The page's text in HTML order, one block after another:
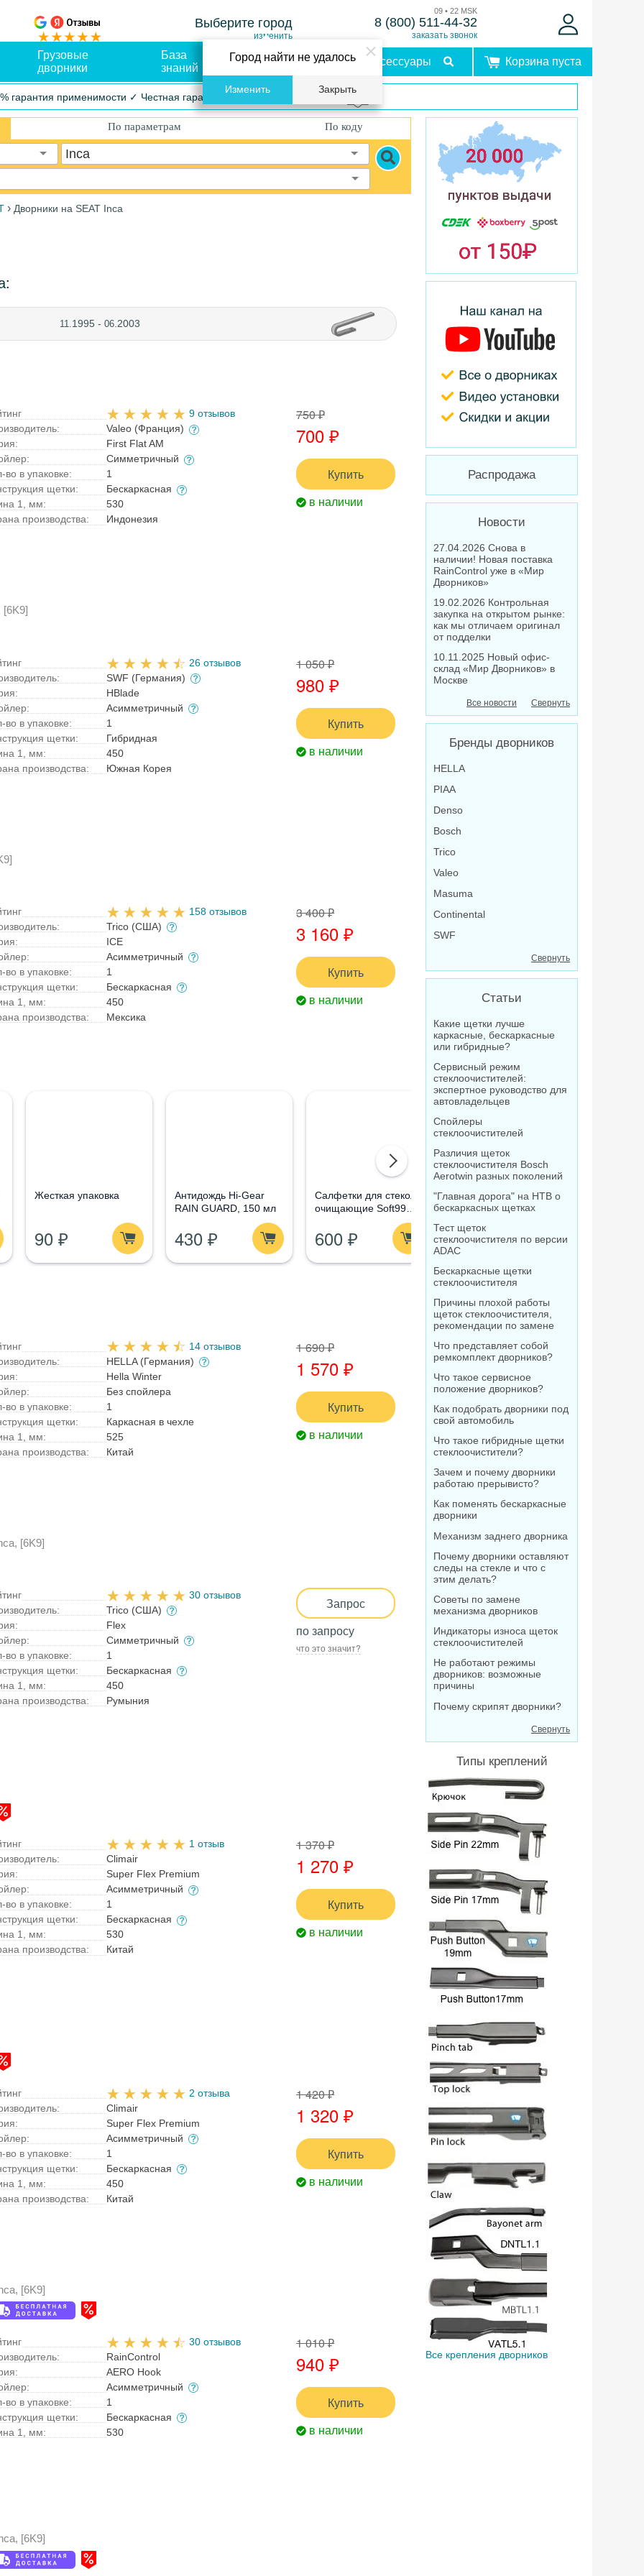
Выберите город
изменить
09 • 22 MSK
8 (800) 511-44-32
заказать звонок
Грузовые
дворники
База
знаний
Оплата и
Аксессуары Корзина пуста
гарантия применимости ✓ Честная гарантия ✓ Упрощенный возврат
По параметрам По коду
Inca
› Дворники на SEAT Inca
11.1995 - 06 .2003
9 отзывов
Valeo (Франция)
First Flat AM
Симметричный
во в упаковке:
1
щетки:
Бескаркасная
1, мм:
530
производства:
Индонезия
750 ₽
700 ₽
Купить
в наличии
[6K9]
26 отзывов
SWF (Германия)
HBlade
Асимметричный
во в упаковке:
1
щетки:
Гибридная
1, мм:
450
производства:
Южная Корея
1 050 ₽
980 ₽
Купить
в наличии
158 отзывов
Trico (США)
ICE
Асимметричный
во в упаковке:
1
щетки:
Бескаркасная
1, мм:
450
производства:
Мексика
3 400 ₽
3 160 ₽
Купить
в наличии
Жесткая упаковка
90 ₽
Антидождь Hi-Gear
RAIN GUARD, 150 мл
430 ₽
Салфетки для стекол
очищающие Soft99
Glass Cleaning Wipes,
10 шт
600 ₽
Омыватель стекол
концентрат Лавр
мл
210 ₽
14 отзывов
HELLA (Германия)
Hella Winter
Без спойлера
во в упаковке:
1
щетки:
Каркасная в чехле
1, мм:
525
производства:
Китай
1 690 ₽
1 570 ₽
Купить
в наличии
[6K9]
30 отзывов
Trico (США)
Flex
Симметричный
во в упаковке:
1
щетки:
Бескаркасная
1, мм:
450
производства:
Румыния
Запрос
по запросу
что это значит?
1 отзыв
Climair
Super Flex Premium
Асимметричный
во в упаковке:
1
щетки:
Бескаркасная
1, мм:
530
производства:
Китай
1 370 ₽
1 270 ₽
Купить
в наличии
2 отзыва
Climair
Super Flex Premium
Асимметричный
во в упаковке:
1
щетки:
Бескаркасная
1, мм:
450
производства:
Китай
1 420 ₽
1 320 ₽
Купить
в наличии
[6K9]
30 отзывов
RainControl
AERO Hook
Асимметричный
во в упаковке:
1
щетки:
Бескаркасная
1, мм:
530
1 010 ₽
940 ₽
Купить
в наличии
[6K9]
Распродажа
Новости
27.04.2026 Снова в
наличии! Новая поставка
RainControl уже в «Мир
Дворников»
19.02.2026 Контрольная
закупка на открытом рынке:
как мы отличаем оригинал
от подделки
10.11.2025 Новый офис-
склад «Мир Дворников» в
Москве
Свернуть
Все новости
Бренды дворников
HELLA
PIAA
Denso
Bosch
Trico
Valeo
Masuma
Continental
SWF
Свернуть
Статьи
Какие щетки лучше
каркасные, бескаркасные
или гибридные?
Сервисный режим
стеклоочистителей:
экспертное руководство для
автовладельцев
Спойлеры
стеклоочистителей
Различия щеток
стеклоочистителя Bosch
Aerotwin разных поколений
"Главная дорога" на НТВ о
бескаркасных щетках
Тест щеток
стеклоочистителя по версии
ADAC
Бескаркасные щетки
стеклоочистителя
Причины плохой работы
щеток стеклоочистителя,
рекомендации по замене
Что представляет собой
ремкомплект дворников?
Что такое сервисное
положение дворников?
Как подобрать дворники под
свой автомобиль
Что такое гибридные щетки
стеклоочистители?
Зачем и почему дворники
работаю прерывисто?
Как поменять бескаркасные
дворники
Механизм заднего дворника
Почему дворники оставляют
следы на стекле и что с
этим делать?
Советы по замене
механизма дворников
Индикаторы износа щеток
стеклоочистителей
Не работают режимы
дворников: возможные
причины
Почему скрипят дворники?
Свернуть
Типы креплений
Все крепления дворников
Город найти не удалось
Изменить Закрыть